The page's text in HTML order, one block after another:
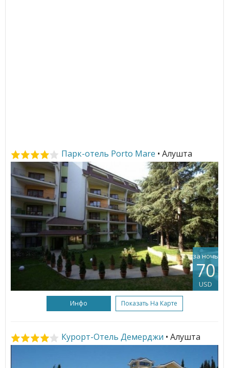
Парк-отель Porto Mare • Алушта
за ночь
70
USD
Инфо Показать На Карте
Курорт-Отель Демерджи • Алушта